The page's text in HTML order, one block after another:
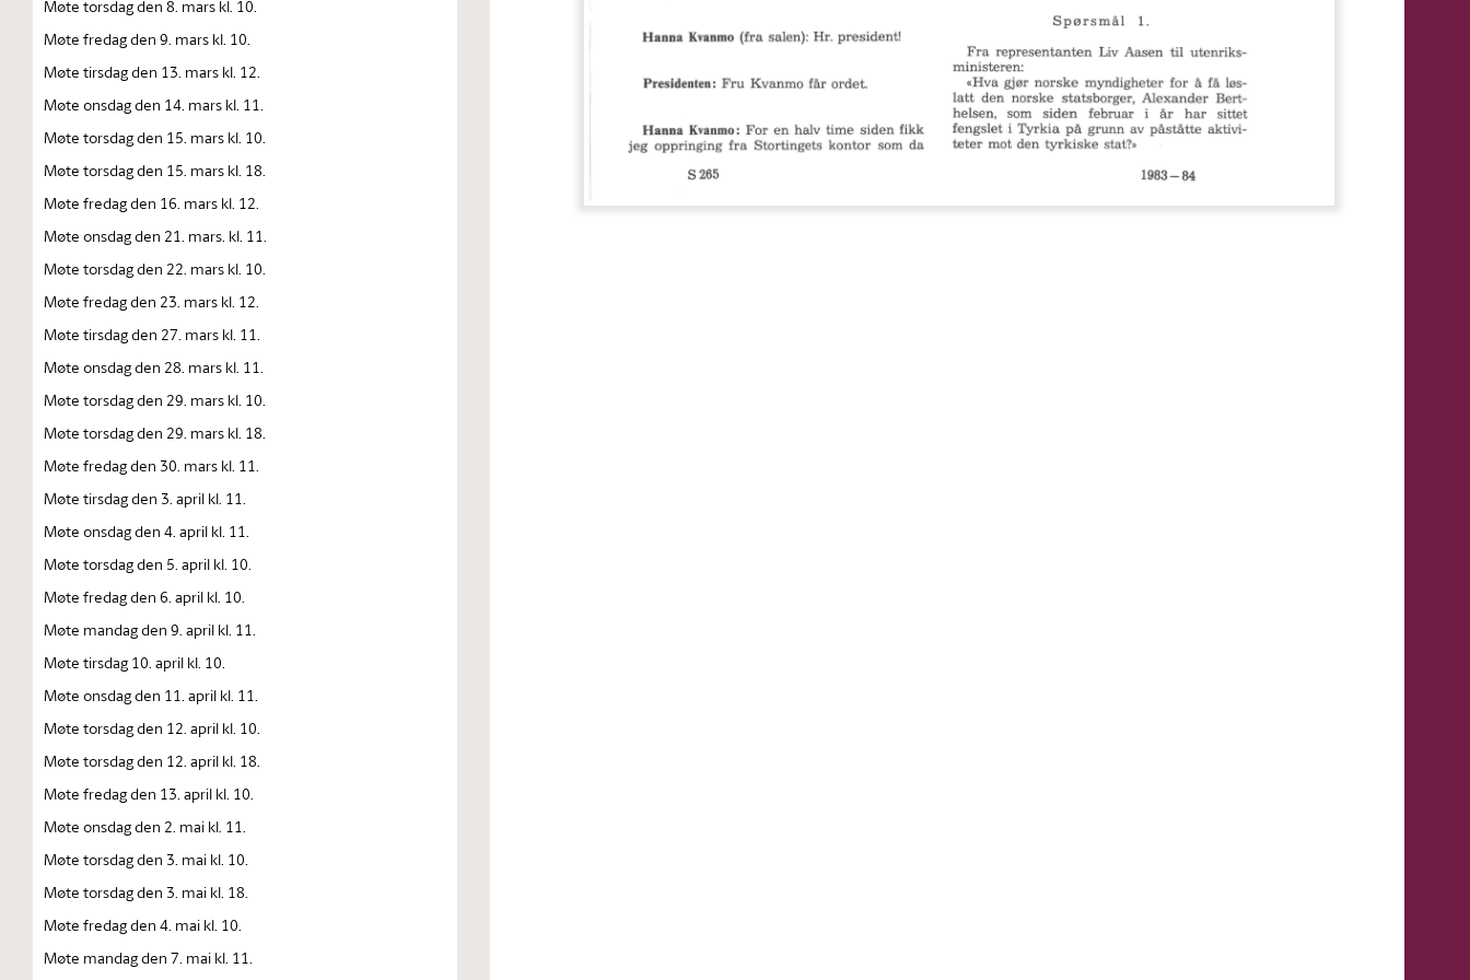
Møte torsdag den 8. mars kl. 10.
Møte fredag den 9. mars kl. 10.
Møte tirsdag den 13. mars kl. 12.
Møte onsdag den 14. mars kl. 11.
Møte torsdag den 15. mars kl. 10.
Møte torsdag den 15. mars kl. 18.
Møte fredag den 16. mars kl. 12.
Møte onsdag den 21. mars. kl. 11.
Møte torsdag den 22. mars kl. 10.
Møte fredag den 23. mars kl. 12.
Møte tirsdag den 27. mars kl. 11.
Møte onsdag den 28. mars kl. 11.
Møte torsdag den 29. mars kl. 10.
Møte torsdag den 29. mars kl. 18.
Møte fredag den 30. mars kl. 11.
Møte tirsdag den 3. april kl. 11.
Møte onsdag den 4. april kl. 11.
Møte torsdag den 5. april kl. 10.
Møte fredag den 6. april kl. 10.
Møte mandag den 9. april kl. 11.
Møte tirsdag 10. april kl. 10.
Møte onsdag den 11. april kl. 11.
Møte torsdag den 12. april kl. 10.
Møte torsdag den 12. april kl. 18.
Møte fredag den 13. april kl. 10.
Møte onsdag den 2. mai kl. 11.
Møte torsdag den 3. mai kl. 10.
Møte torsdag den 3. mai kl. 18.
Møte fredag den 4. mai kl. 10.
Møte mandag den 7. mai kl. 11.